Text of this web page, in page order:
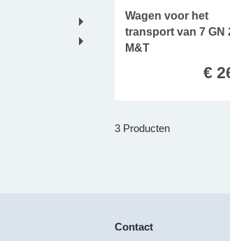
Wagen voor het
transport van 7 GN
M&T
€
3 Producten
Contact